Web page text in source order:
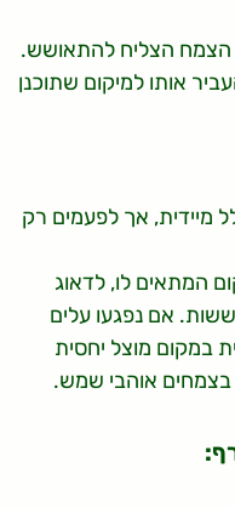
הצמח הצליח להתאושש.
אותו למיקום שתוכנן
מיידית, אך לפעמים רק
המתאים לו, לדאוג
אם נפגעו עלים
במקום מוצל יחסית
בצמחים אוהבי שמש.